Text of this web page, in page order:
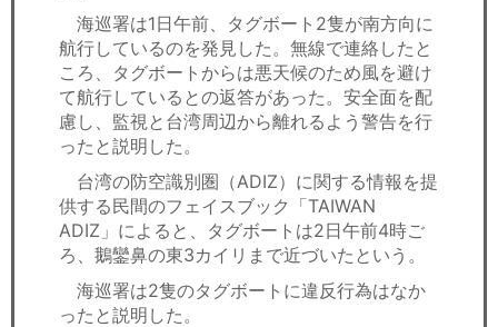
海巡署は1日午前、タグボート2隻が南方向に
航行しているのを発見した。無線で連絡したと
ころ、タグボートからは悪天候のため風を避け
て航行しているとの返答があった。安全面を配
慮し、監視と台湾周辺から離れるよう警告を行
ったと説明した。
台湾の防空識別圏（ADIZ）に関する情報を提
供する民間のフェイスブック「TAIWAN
ADIZ」によると、タグボートは2日午前4時ご
ろ、鵝鑾鼻の東3カイリまで近づいたという。
海巡署は2隻のタグボートに違反行為はなか
ったと説明した。